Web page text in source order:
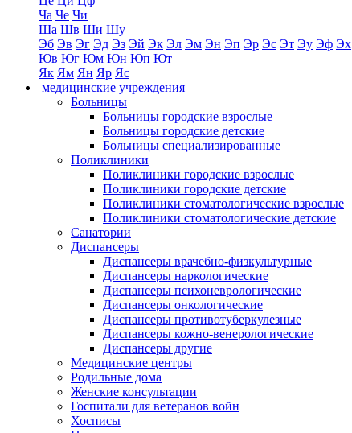
Ча Че Чи
Ша Шв Ши Шу
Эб Эв Эг Эд Эз Эй Эк Эл Эм Эн Эп Эр Эс Эт Эу Эф Эх
Юв Юг Юм Юн Юп Ют
Як Ям Ян Яр Яс
медицинские учреждения
Больницы
Больницы городские взрослые
Больницы городские детские
Больницы специализированные
Поликлиники
Поликлиники городские взрослые
Поликлиники городские детские
Поликлиники стоматологические взрослые
Поликлиники стоматологические детские
Санатории
Диспансеры
Диспансеры врачебно-физкультурные
Диспансеры наркологические
Диспансеры психоневрологические
Диспансеры онкологические
Диспансеры противотуберкулезные
Диспансеры кожно-венерологические
Диспансеры другие
Медицинские центры
Родильные дома
Женские консультации
Госпитали для ветеранов войн
Хосписы